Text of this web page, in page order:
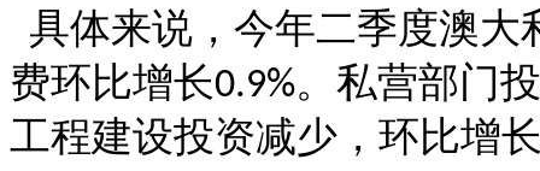
具体来说，今年二季度澳大
费环比增长0.9%。私营部门
工程建设投资减少，环比增